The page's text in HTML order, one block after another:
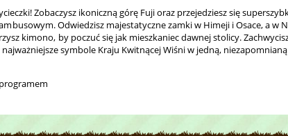
Zobaczysz ikoniczną górę Fuji oraz przejedziesz się
Odwiedzisz majestatyczne zamki w Himeji i Osace, a
kimono, by poczuć się jak mieszkaniec dawnej stolicy.
symbole Kraju Kwitnącej Wiśni w jedną,